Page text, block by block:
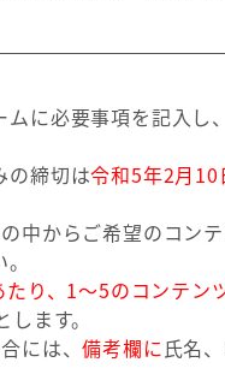
ムに必要事項を記入し
の締切は令和5年2月10
中からご希望のコン
り、1～5のコンテン
します。
には、備考欄に氏名